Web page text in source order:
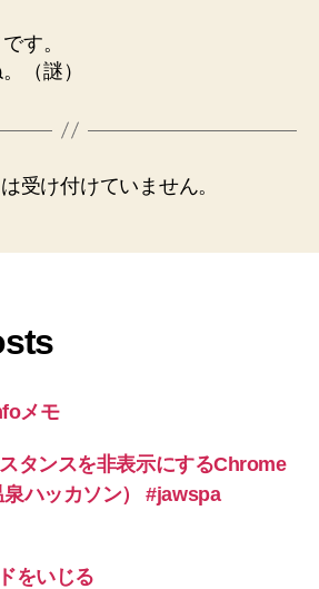
す。
（謎）
受け付けていません。
メモ
タンスを非表示にするChrome
ハッカソン） #jawspa
をいじる